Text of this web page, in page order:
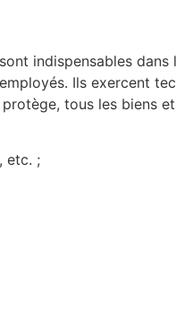
indispensables dans
Ils exercent
tous les biens
etc. ;